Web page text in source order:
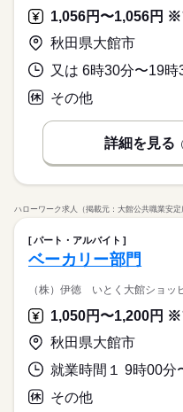
秋田県大館市
その他
詳細を見る
ハローワーク求人（掲載元：大館公共職業安定
パート・アルバイト
ベーカリー部門
（株）伊徳 いとく大館ショッ
秋田県大館市
その他